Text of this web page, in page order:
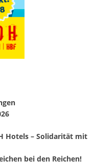
Hotels – Solidarität mit
bei den Reichen!